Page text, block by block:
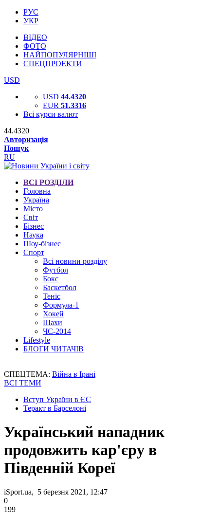
РУС
УКР
ВІДЕО
ФОТО
НАЙПОПУЛЯРНІШІ
СПЕЦПРОЕКТИ
USD
USD 44.4320
EUR 51.3316
Всі курси валют
44.4320
Авторизація
Пошук
RU
ВСІ РОЗДІЛИ
Головна
Україна
Місто
Світ
Бізнес
Наука
Шоу-бізнес
Спорт
Всі новини розділу
Футбол
Бокс
Баскетбол
Теніс
Формула-1
Хокей
Шахи
ЧС-2014
Lifestyle
БЛОГИ ЧИТАЧІВ
СПЕЦТЕМА: Війна в Ірані
ВСІ ТЕМИ
Вступ України в ЄС
Теракт в Барселоні
Український нападник
продовжить кар'єру в
Південній Кореї
iSport.ua, 5 березня 2021, 12:47
0
199